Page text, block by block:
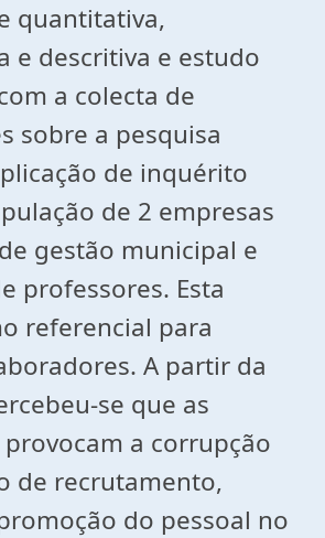
quantitativa,
e descritiva e estudo
a colecta de
sobre a pesquisa
de inquérito
de 2 empresas
gestão municipal e
professores. Esta
referencial para
A partir da
se que as
a corrupção
de recrutamento,
do pessoal no